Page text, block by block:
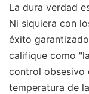
La dura verdad
Ni siquiera con
éxito
califique como
control obsesivo
temperatura de